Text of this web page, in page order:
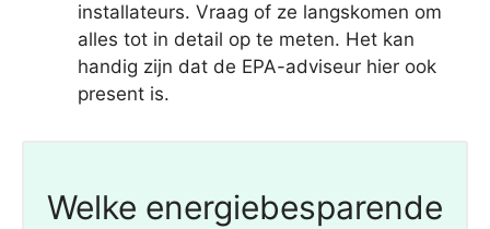
installateurs. Vraag of ze langskomen om
alles tot in detail op te meten. Het kan
handig zijn dat de EPA-adviseur hier ook
present is.
Welke energiebesparende